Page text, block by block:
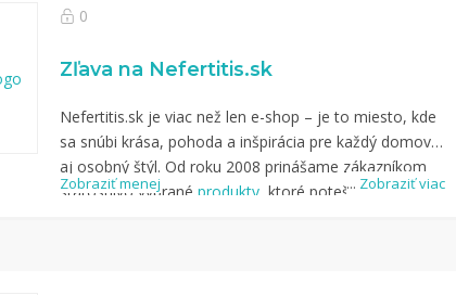
0
Zľava na Nefertitis.sk
... Zobraziť viac
Nefertitis.sk je viac než len e-shop – je to miesto, kde
sa snúbi krása, pohoda a inšpirácia pre každý domov
aj osobný štýl. Od roku 2008 prinášame zákazníkom
starostlivo vybrané produkty , ktoré potešia zmysly a
Zobraziť menej